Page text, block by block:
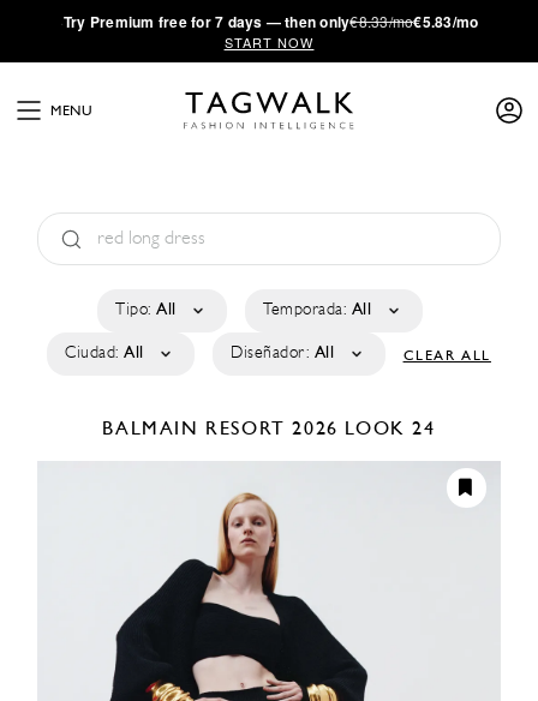
·Try Premium free for 7 days — then only€8.33/mo€5.83/mo
START NOW
MENU
Tipo: All Temporada: All
Ciudad: All Diseñador: All CLEAR ALL
BALMAIN RESORT 2026 LOOK 24